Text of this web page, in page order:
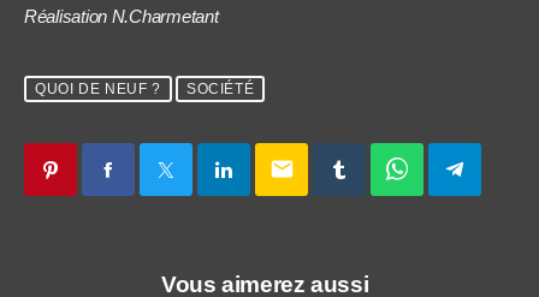
Réalisation N.Charmetant
QUOI DE NEUF ? SOCIÉTÉ
email
Vous aimerez aussi